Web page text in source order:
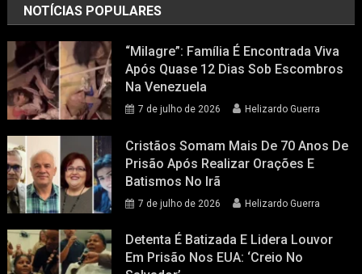
NOTÍCIAS POPULARES
“Milagre”: Família É Encontrada Viva
Após Quase 12 Dias Sob Escombros
Na Venezuela
7 de julho de 2026 Helizardo Guerra
Cristãos Somam Mais De 70 Anos De
Prisão Após Realizar Orações E
Batismos No Irã
7 de julho de 2026 Helizardo Guerra
Detenta É Batizada E Lidera Louvor
Em Prisão Nos EUA: ‘Creio No